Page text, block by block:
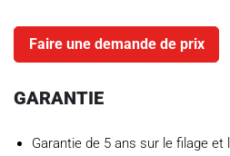
Faire une demande de prix
GARANTIE
Garantie de 5 ans sur le filage et